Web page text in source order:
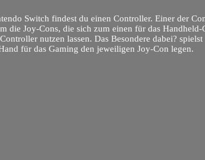
Switch findest du einen Controller. Einer der
die Joy-Cons, die sich zum einen für das
nutzen lassen. Das Besondere dabei?
für das Gaming den jeweiligen Joy-Con legen.